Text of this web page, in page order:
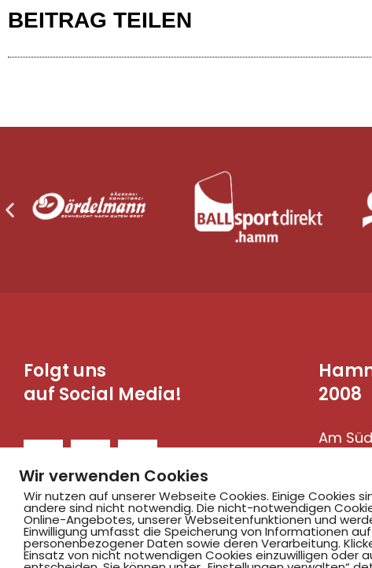
BEITRAG TEILEN
Folgt uns
auf Social Media!
2008
Am
Wir verwenden Cookies
Wir nutzen auf unserer Webseite Cookies. Einige Cookies
andere sind nicht notwendig. Die nicht-notwendigen
Online-Angebotes, unserer Webseitenfunktionen und
Einwilligung umfasst die Speicherung von Informationen
personenbezogener Daten sowie deren Verarbeitung.
Einsatz von nicht notwendigen Cookies einzuwilligen oder